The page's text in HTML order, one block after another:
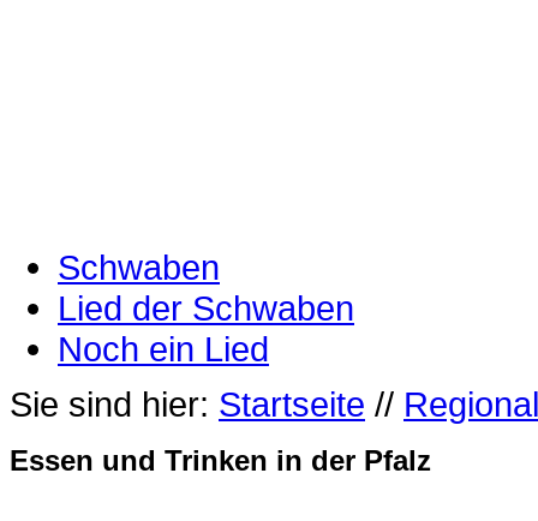
Schwaben
Lied der Schwaben
Noch ein Lied
Sie sind hier: Startseite // Regional
Essen und Trinken in der Pfalz